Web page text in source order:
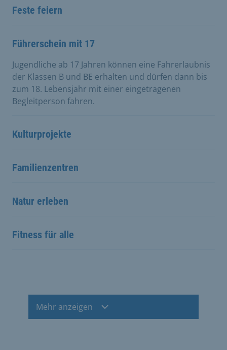
Feste feiern
Führerschein mit 17
Jugendliche ab 17 Jahren können eine Fahrerlaubnis
der Klassen B und BE erhalten und dürfen dann bis
zum 18. Lebensjahr mit einer eingetragenen
Begleitperson fahren.
Kulturprojekte
Familienzentren
Natur erleben
Fitness für alle
Mehr anzeigen